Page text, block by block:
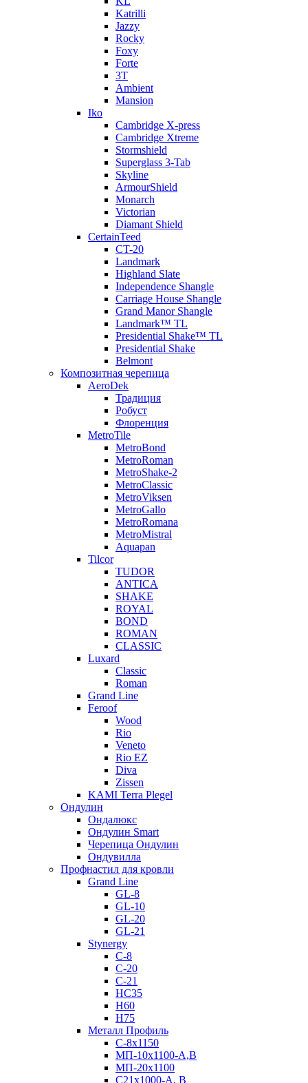
Katrilli
Jazzy
Rocky
Foxy
Forte
3T
Ambient
Mansion
Iko
Cambridge X-press
Cambridge Xtreme
Stormshield
Superglass 3-Tab
Skyline
ArmourShield
Monarch
Victorian
Diamant Shield
CertainTeed
CT-20
Landmark
Highland Slate
Independence Shangle
Carriage House Shangle
Grand Manor Shangle
Landmark™ TL
Presidential Shake™ TL
Presidential Shake
Belmont
Композитная черепица
AeroDek
Традиция
Робуст
Флоренция
MetroTile
MetroBond
MetroRoman
MetroShake-2
MetroClassic
MetroViksen
MetroGallo
MetroRomana
MetroMistral
Aquapan
Tilcor
TUDOR
ANTICA
SHAKE
ROYAL
BOND
ROMAN
CLASSIC
Luxard
Classic
Roman
Grand Line
Feroof
Wood
Rio
Veneto
Rio EZ
Diva
Zissen
KAMI Terra Plegel
Ондулин
Ондалюкс
Ондулин Smart
Черепица Ондулин
Ондувилла
Профнастил для кровли
Grand Line
GL-8
GL-10
GL-20
GL-21
Stynergy
C-8
C-20
C-21
НС35
Н60
H75
Металл Профиль
С-8х1150
МП-10x1100-А,В
МП-20х1100
С21х1000-А, В